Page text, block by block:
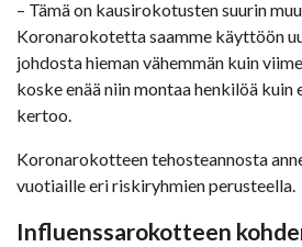
– Tämä on kausirokotusten suurin
Koronarokotetta saamme käyttöön
johdosta hieman vähemmän kuin
koske enää niin montaa henkilöä kuin
kertoo.
Koronarokotteen tehosteannosta
vuotiaille eri riskiryhmien perusteella.
Influenssarokotteen